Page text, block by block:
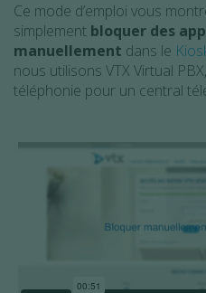
Ce mode d’emploi vous
simplement bloquer des
manuellement dans le
nous utilisons VTX Virtual
téléphonie pour un central